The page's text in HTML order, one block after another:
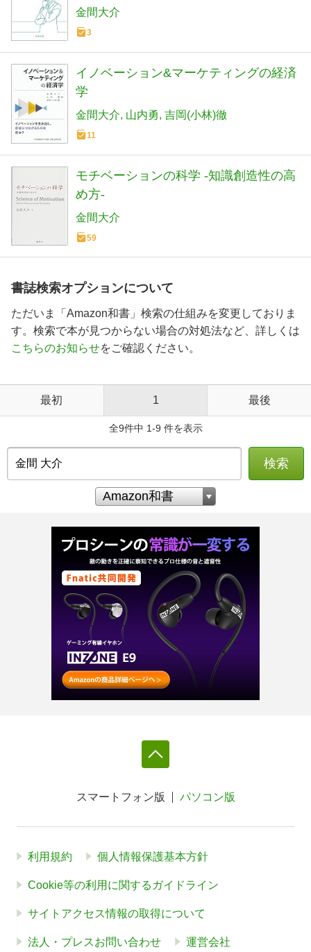
源 (金沢大学人間社会研究叢書)
金間大介
3
イノベーション&マーケティングの経済
学
金間大介 山内勇 吉岡(小林)徹
11
モチベーションの科学 ‐知識創造性の高
め方‐
金間大介
59
書誌検索オプションについて
ただいま「Amazon和書」検索の仕組みを変更しておりま
す。検索で本が見つからない場合の対処法など、詳しくは
こちらのお知らせをご確認ください。
最初 1 最後
全9件中 1-9 件を表示
検索
スマートフォン版 パソコン版
利用規約 個人情報保護基本方針
Cookie等の利用に関するガイドライン
サイトアクセス情報の取得について
法人・プレスお問い合わせ 運営会社